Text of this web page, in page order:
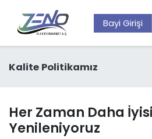
Bayi Girişi
Kalite Politikamız
Her Zaman Daha
Yenileniyoruz